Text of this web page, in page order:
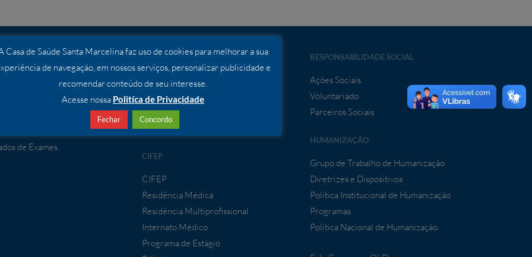
Especializados
À CONVÊNIOS
a Convênios
de Exames
ENSINO E PESQUISA
Ensino e Pesquisa
Comissão de Pesquisa
Programa de Moradia – Residência
Médica
CIFEP
CIFEP
Residência Médica
Residência Multiprofissional
Internato Médico
Programa de Estágio
RESPONSABILIDADE SOCIAL
Ações Sociais
Voluntariado
Parceiros Sociais
HUMANIZAÇÃO
Grupo de Trabalho de Humanização
Diretrizes e Dispositivos
Política Institucional de Humanização
Programas
Política Nacional de Humanização
Casa de Saúde Santa Marcelina faz uso de cookies para melhorar a sua
de navegação, em nossos serviços, personalizar publicidade e
recomendar conteúdo de seu interesse.
Acesse nossa Politíca de Privacidade
Fechar Concordo